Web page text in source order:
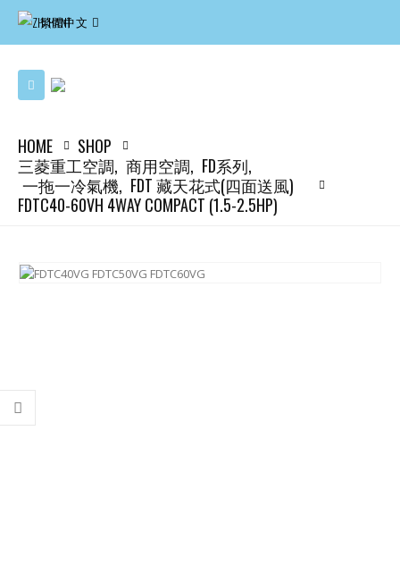
繁體中文
HOME
SHOP
三菱重工空調, 商用空調, FD系列,
一拖一冷氣機, FDT 藏天花式(四面送風)
FDTC40-60VH 4WAY COMPACT (1.5-2.5HP)